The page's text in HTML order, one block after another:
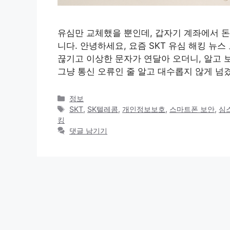
유심만 교체했을 뿐인데, 갑자기 계좌에서
니다. 안녕하세요, 요즘 SKT 유심 해킹 뉴
끊기고 이상한 문자가 연달아 오더니, 알고
그냥 통신 오류인 줄 알고 대수롭지 않게
카
테
리
정보
태
SKT, SK텔레콤, 개인정보보호, 스마트폰 보안, 심
킹
댓글 남기기